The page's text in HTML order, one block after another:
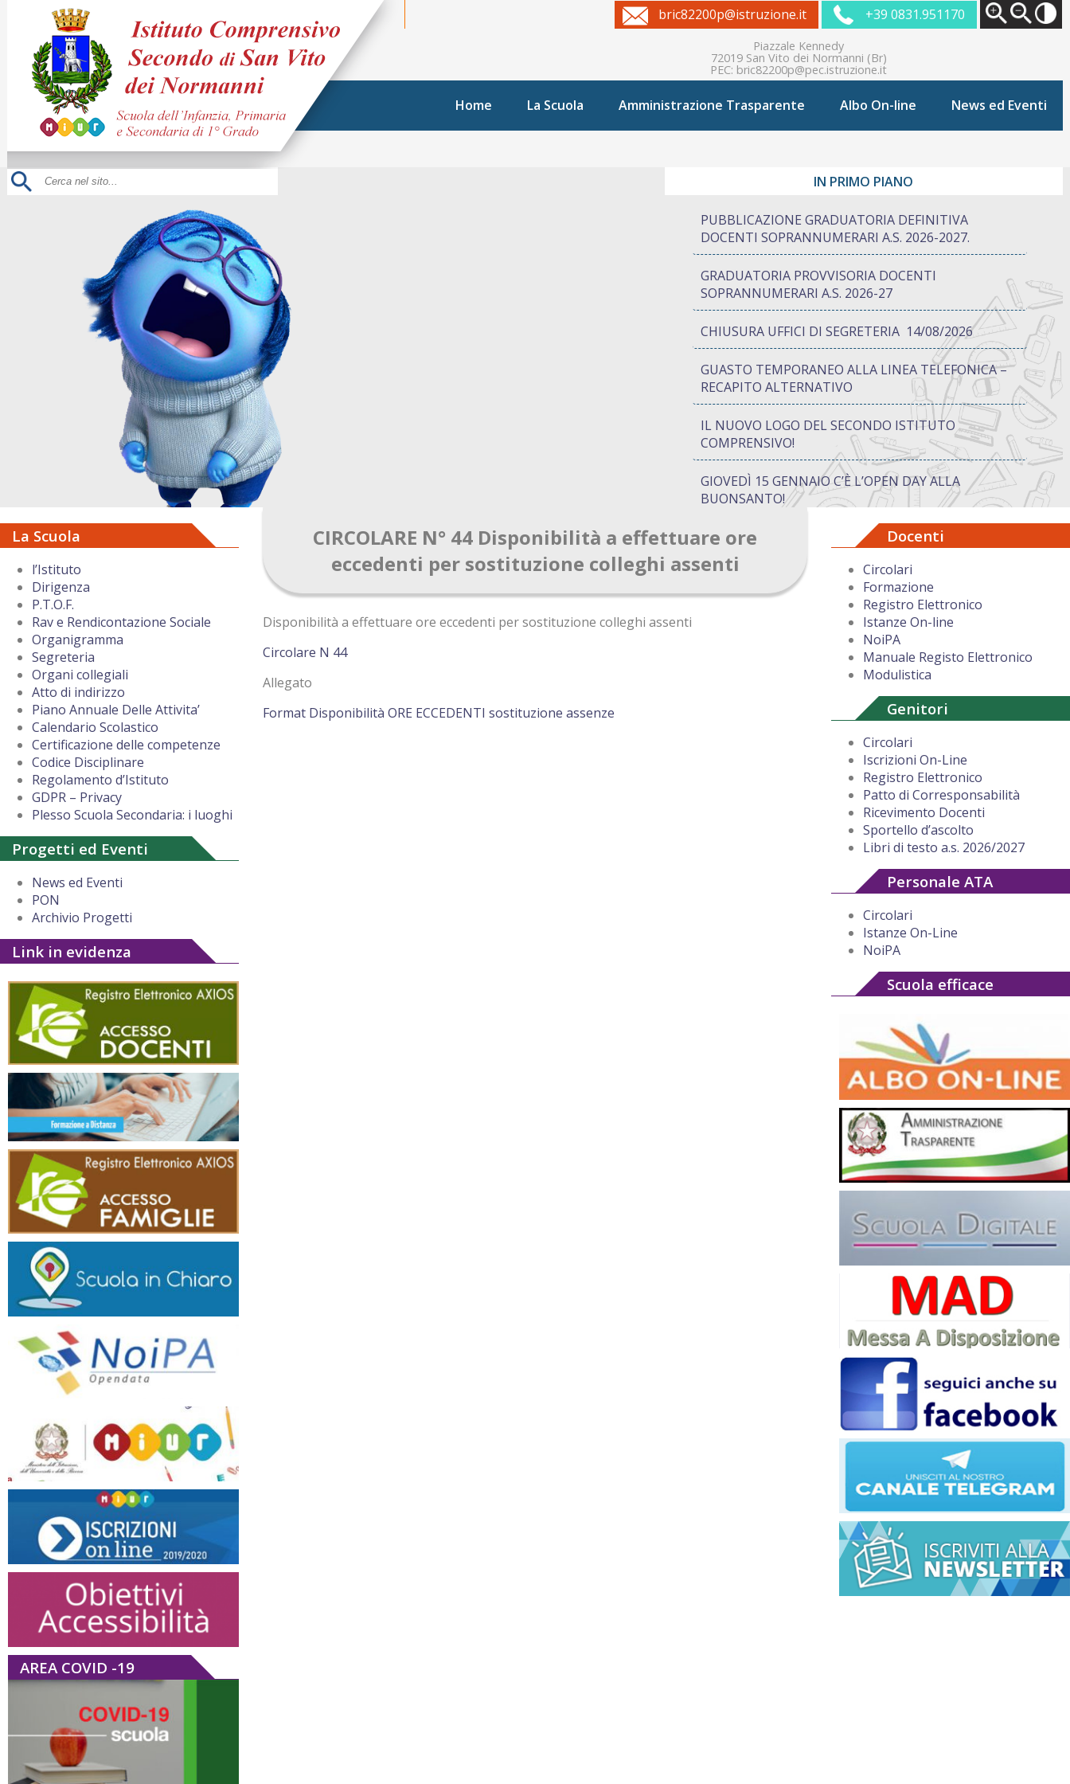
bric82200p@istruzione.it +39 0831.951170
Piazzale Kennedy
72019 San Vito dei Normanni (Br)
PEC: bric82200p@pec.istruzione.it
Home La Scuola Amministrazione Trasparente Albo On-line News ed Eventi
IN PRIMO PIANO
PUBBLICAZIONE GRADUATORIA DEFINITIVA
DOCENTI SOPRANNUMERARI A.S. 2026-2027.
GRADUATORIA PROVVISORIA DOCENTI
SOPRANNUMERARI A.S. 2026-27
CHIUSURA UFFICI DI SEGRETERIA 14/08/2026
GUASTO TEMPORANEO ALLA LINEA TELEFONICA –
RECAPITO ALTERNATIVO
IL NUOVO LOGO DEL SECONDO ISTITUTO
COMPRENSIVO!
GIOVEDÌ 15 GENNAIO C’È L’OPEN DAY ALLA
BUONSANTO!
PON “ATTIVA…MENTE” TRA CREATIVITÀ E GIOCO:
QUANDO IMPARARE DIVENTA UN’AVVENTURA
AUGURI DI BUON NATALE DAL DIRIGENTE
La Scuola
l’Istituto
Dirigenza
P.T.O.F.
Rav e Rendicontazione Sociale
Organigramma
Segreteria
Organi collegiali
Atto di indirizzo
Piano Annuale Delle Attivita’
Calendario Scolastico
Certificazione delle competenze
Codice Disciplinare
Regolamento d’Istituto
GDPR – Privacy
Plesso Scuola Secondaria: i luoghi
Progetti ed Eventi
News ed Eventi
PON
Archivio Progetti
Link in evidenza
AREA COVID -19
CIRCOLARE N° 44 Disponibilità a effettuare ore
eccedenti per sostituzione colleghi assenti
Disponibilità a effettuare ore eccedenti per sostituzione colleghi assenti
Circolare N 44
Allegato
Format Disponibilità ORE ECCEDENTI sostituzione assenze
Docenti
Circolari
Formazione
Registro Elettronico
Istanze On-line
NoiPA
Manuale Registo Elettronico
Modulistica
Genitori
Circolari
Iscrizioni On-Line
Registro Elettronico
Patto di Corresponsabilità
Ricevimento Docenti
Sportello d’ascolto
Libri di testo a.s. 2026/2027
Personale ATA
Circolari
Istanze On-Line
NoiPA
Scuola efficace